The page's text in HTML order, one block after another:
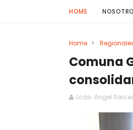
HOME
Home >
Comuna
Lcdo. Angel